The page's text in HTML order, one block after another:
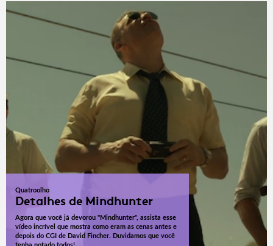
Quatroolho
Detalhes de Mindhunter
Agora que você já devorou "Mindhunter", assista esse
vídeo incrível que mostra como eram as cenas antes e
depois do CGI de David Fincher. Duvidamos que você